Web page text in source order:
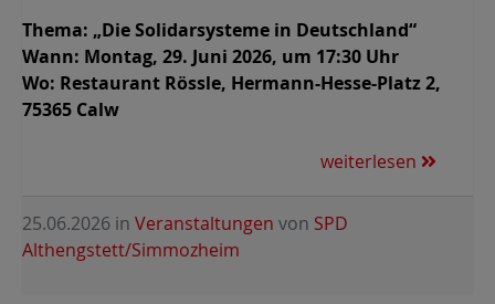
Thema: „Die Solidarsysteme in Deutschland“
Wann: Montag, 29. Juni 2026, um 17:30 Uhr
Wo: Restaurant Rössle, Hermann-Hesse-Platz 2,
75365 Calw
weiterlesen
25.06.2026 in Veranstaltungen von SPD
Althengstett/Simmozheim